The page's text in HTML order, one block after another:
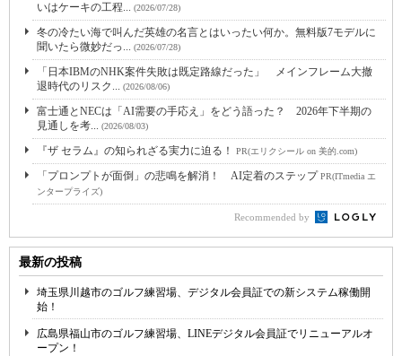
いはケーキの工程... (2026/07/28)
冬の冷たい海で叫んだ英雄の名言とはいったい何か。無料版7モデルに
聞いたら微妙だっ... (2026/07/28)
「日本IBMのNHK案件失敗は既定路線だった」 メインフレーム大撤
退時代のリスク... (2026/08/06)
富士通とNECは「AI需要の手応え」をどう語った？ 2026年下半期の
見通しを考... (2026/08/03)
『ザ セラム』の知られざる実力に迫る！ PR(エリクシール on 美的.com)
「プロンプトが面倒」の悲鳴を解消！ AI定着のステップPR(ITmedia エ
ンタープライズ)
Recommended by
最新の投稿
埼玉県川越市のゴルフ練習場、デジタル会員証での新システム稼働開
始！
広島県福山市のゴルフ練習場、LINEデジタル会員証でリニューアルオ
ープン！